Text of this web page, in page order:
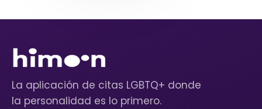
La aplicación de citas LGBTQ+ donde
la personalidad es lo primero.